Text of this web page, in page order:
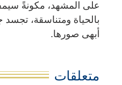
على المشهد، مكونةً
بالحياة ومتناسقة،
أبهى صورها.
متعلقات